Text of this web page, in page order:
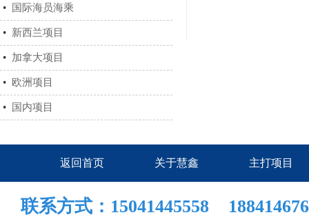
• 国际海员海乘
• 新西兰项目
• 加拿大项目
• 欧洲项目
• 国内项目
返回首页 关于慧鑫 主打项目
联系方式：15041445558